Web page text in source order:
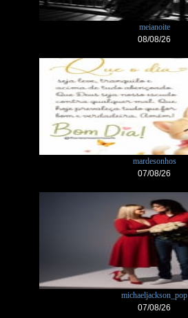
meianoite
08/08/26
mardesonhos
07/08/26
michaeljackson_pop
07/08/26